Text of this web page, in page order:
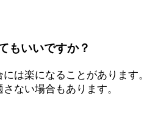
もいいですか？
は楽になることがあります。
ない場合もあります。